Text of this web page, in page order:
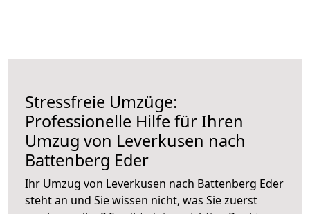
Stressfreie Umzüge:
Professionelle Hilfe für Ihren
Umzug von Leverkusen nach
Battenberg Eder
Ihr Umzug von Leverkusen nach Battenberg Eder
steht an und Sie wissen nicht, was Sie zuerst